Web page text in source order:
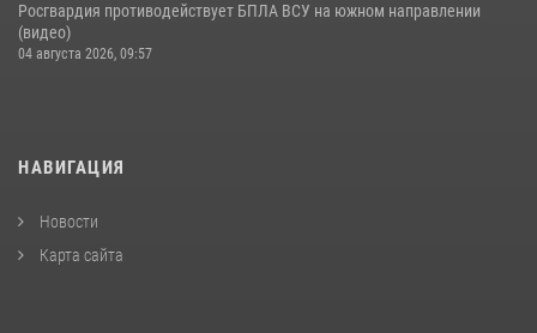
Росгвардия противодействует БПЛА ВСУ на южном направлении
(видео)
04 августа 2026, 09:57
НАВИГАЦИЯ
Новости
Карта сайта